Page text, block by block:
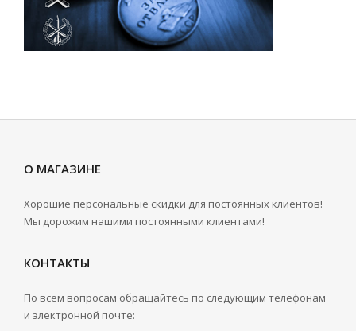
О МАГАЗИНЕ
Хорошие персональные скидки для постоянных клиентов!
Мы дорожим нашими постоянными клиентами!
КОНТАКТЫ
По всем вопросам обращайтесь по следующим телефонам
и электронной почте: